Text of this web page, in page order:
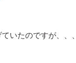
いたのですが、、、